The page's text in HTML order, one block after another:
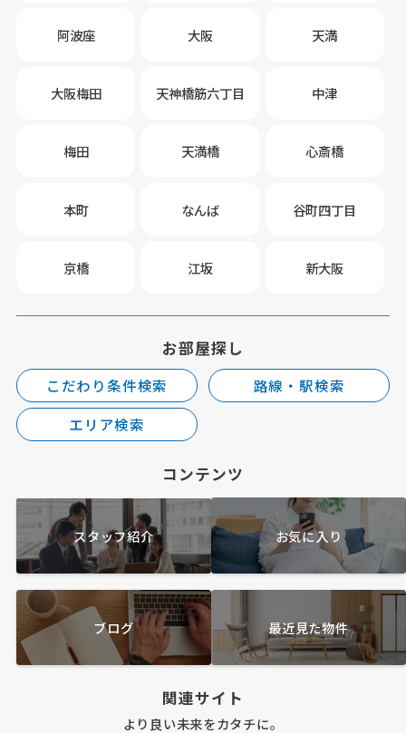
阿波座 大阪 天満
大阪梅田 天神橋筋六丁目 中津
梅田 天満橋 心斎橋
本町 なんば 谷町四丁目
京橋 江坂 新大阪
お部屋探し
こだわり条件検索
路線・駅検索
エリア検索
コンテンツ
スタッフ紹介 お気に入り
ブログ 最近見た物件
関連サイト
より良い未来をカタチに。